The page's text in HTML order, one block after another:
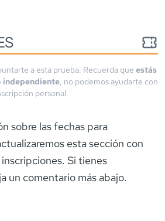
a esta prueba. Recuerda que estás
independiente, no podemos ayudarte con
personal.
sobre las fechas para
esta sección con
Si tienes
un comentario más abajo.